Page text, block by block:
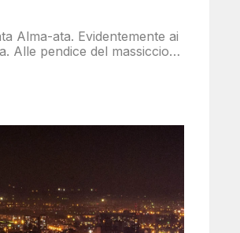
Alma-ata. Evidentemente ai
Alle pendice del massiccio